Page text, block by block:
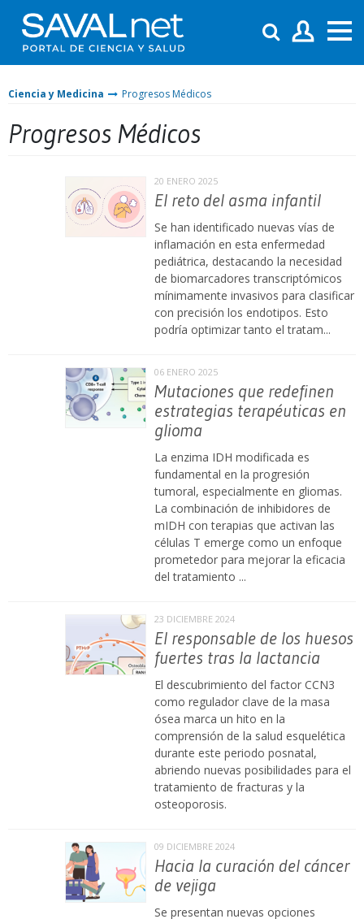
Ciencia y Medicina Progresos Médicos
Progresos Médicos
20 ENERO 2025
El reto del asma infantil
Se han identificado nuevas vías de
inflamación en esta enfermedad
pediátrica, destacando la necesidad
de biomarcadores transcriptómicos
mínimamente invasivos para clasificar
con precisión los endotipos. Esto
podría optimizar tanto el tratam...
06 ENERO 2025
Mutaciones que redefinen
estrategias terapéuticas en
glioma
La enzima IDH modificada es
fundamental en la progresión
tumoral, especialmente en gliomas.
La combinación de inhibidores de
mIDH con terapias que activan las
células T emerge como un enfoque
prometedor para mejorar la eficacia
del tratamiento ...
23 DICIEMBRE 2024
El responsable de los huesos
fuertes tras la lactancia
El descubrimiento del factor CCN3
como regulador clave de la masa
ósea marca un hito en la
comprensión de la salud esquelética
durante este periodo posnatal,
abriendo nuevas posibilidades para el
tratamiento de fracturas y la
osteoporosis.
09 DICIEMBRE 2024
Hacia la curación del cáncer
de vejiga
Se presentan nuevas opciones